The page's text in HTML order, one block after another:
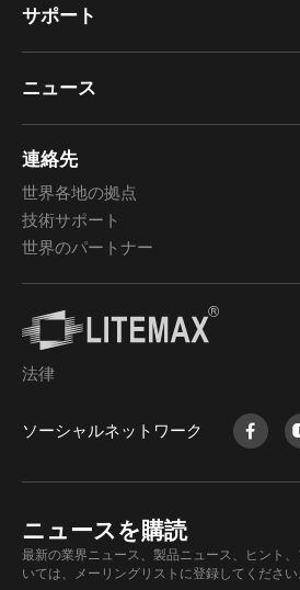
サポート
ニュース
連絡先
世界各地の拠点
技術サポート
世界のパートナー
法律
ソーシャルネットワーク
ニュースを購読
最新の業界ニュース、製品ニュース、ヒント
いては、メーリングリストに登録してください